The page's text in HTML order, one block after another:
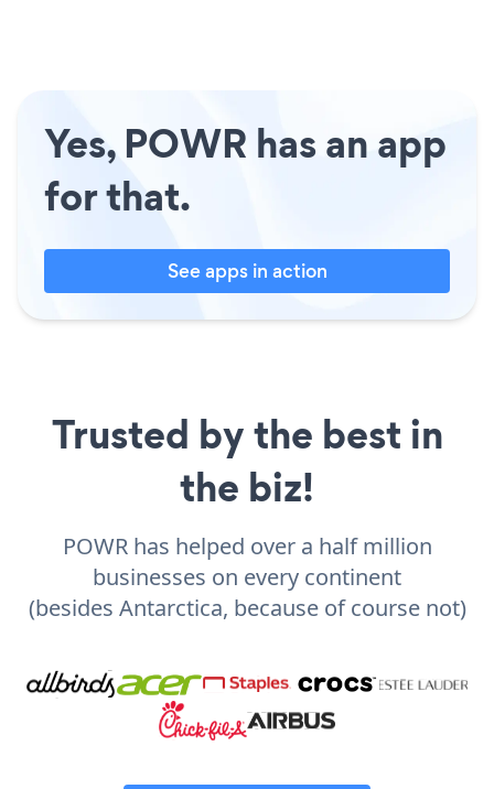
Yes, POWR has an app
for that.
See apps in action
Trusted by the best in
the biz!
POWR has helped over a half million
businesses on every continent
(besides Antarctica, because of course not)